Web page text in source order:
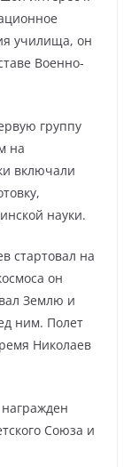
училища, он
Военно-
группу
на
включали
науки.
стартовал на
он
Землю и
ним. Полет
Николаев
Союза и